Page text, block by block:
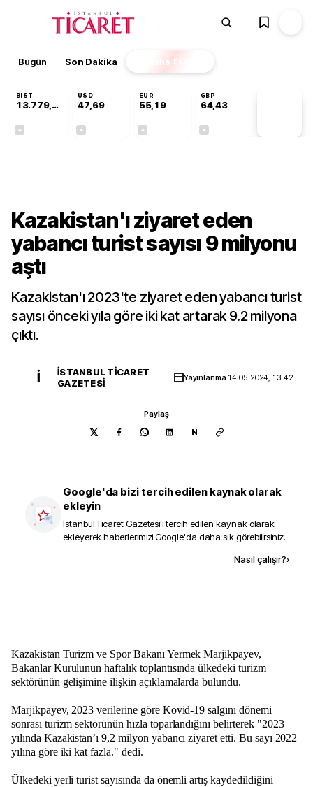
Bugün Son Dakika Finans EKSTRA
BIST
13.779,39
USD
47,69
EUR
55,19
GBP
64,43
Kazakistan'ı ziyaret eden
yabancı turist sayısı 9 milyonu
aştı
Kazakistan'ı 2023'te ziyaret eden yabancı turist
sayısı önceki yıla göre iki kat artarak 9.2 milyona
çıktı.
İ
İSTANBUL TICARET
GAZETESI
Yayınlanma 14.05.2024, 13:42
Paylaş
N
Google'da bizi tercih edilen kaynak olarak
ekleyin
İstanbul Ticaret Gazetesi'i tercih edilen kaynak olarak
ekleyerek haberlerimizi Google'da daha sık görebilirsiniz.
Nasıl çalışır?›
Kazakistan Turizm ve Spor Bakanı Yermek Marjikpayev,
Bakanlar Kurulunun haftalık toplantısında ülkedeki turizm
sektörünün gelişimine ilişkin açıklamalarda bulundu.
Marjikpayev, 2023 verilerine göre Kovid-19 salgını dönemi
sonrası turizm sektörünün hızla toparlandığını belirterek "2023
yılında Kazakistan’ı 9,2 milyon yabancı ziyaret etti. Bu sayı 2022
yılına göre iki kat fazla." dedi.
Ülkedeki yerli turist sayısında da önemli artış kaydedildiğini